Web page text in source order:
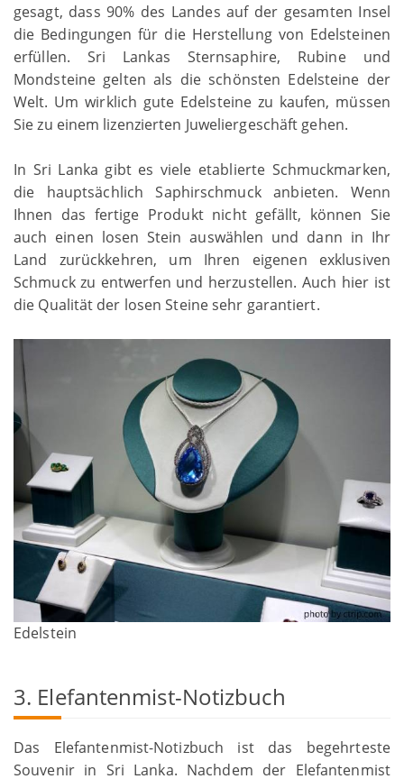
gesagt, dass 90% des Landes auf der gesamten Insel
die Bedingungen für die Herstellung von Edelsteinen
erfüllen. Sri Lankas Sternsaphire, Rubine und
Mondsteine ​​gelten als die schönsten Edelsteine ​​der
Welt. Um wirklich gute Edelsteine ​​zu kaufen, müssen
Sie zu einem lizenzierten Juweliergeschäft gehen.
In Sri Lanka gibt es viele etablierte Schmuckmarken,
die hauptsächlich Saphirschmuck anbieten. Wenn
Ihnen das fertige Produkt nicht gefällt, können Sie
auch einen losen Stein auswählen und dann in Ihr
Land zurückkehren, um Ihren eigenen exklusiven
Schmuck zu entwerfen und herzustellen. Auch hier ist
die Qualität der losen Steine ​​sehr garantiert.
Edelstein
3. Elefantenmist-Notizbuch
Das Elefantenmist-Notizbuch ist das begehrteste
Souvenir in Sri Lanka. Nachdem der Elefantenmist